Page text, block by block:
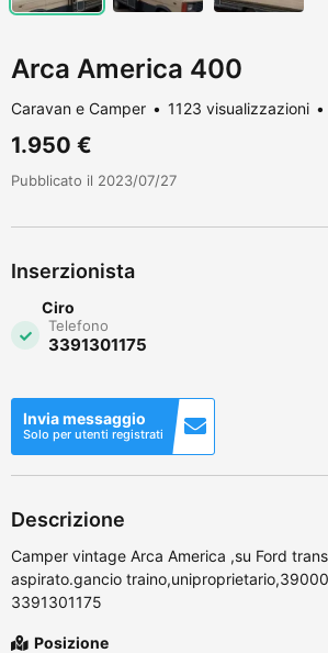
Arca America 400
Caravan e Camper 1123 visualizzazioni
1.950 €
Pubblicato il 2023/07/27
Inserzionista
Ciro
Telefono
3391301175
Invia messaggio
Solo per utenti registrati
Descrizione
Camper vintage Arca America ,su Ford
aspirato.gancio
3391301175
Posizione